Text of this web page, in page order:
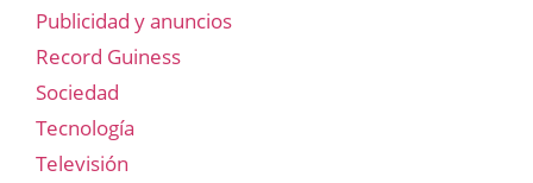
Publicidad y anuncios
Record Guiness
Sociedad
Tecnología
Televisión